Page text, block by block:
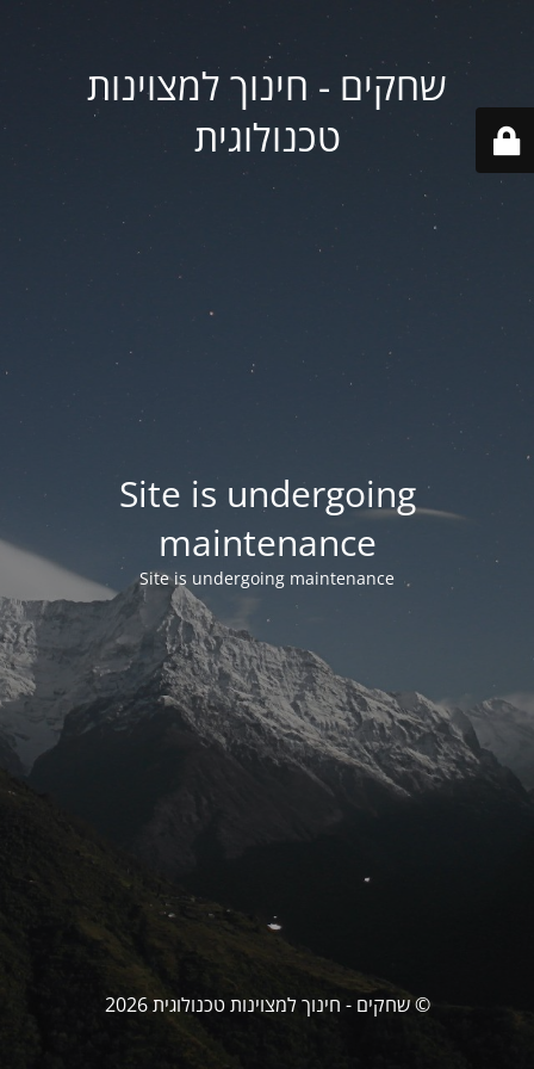
שחקים - חינוך למצוינות
טכנולוגית
Site is undergoing
maintenance
Site is undergoing maintenance
© שחקים - חינוך למצוינות טכנולוגית 2026